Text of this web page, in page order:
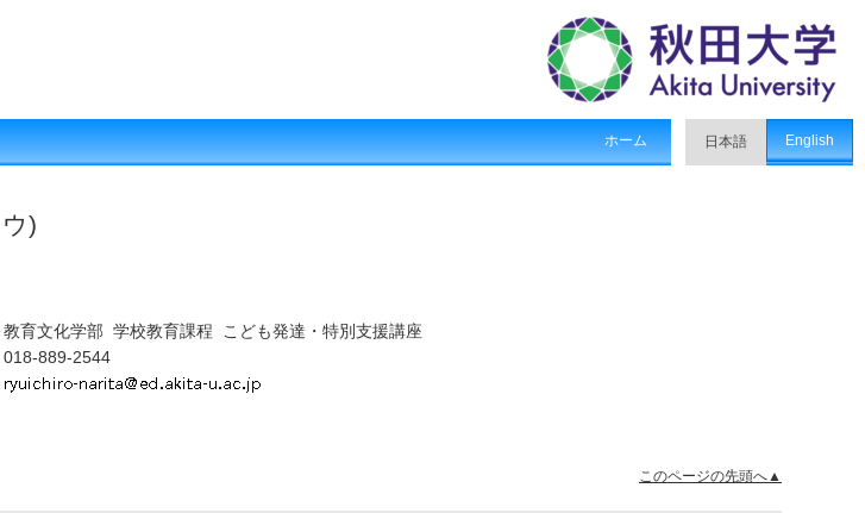
ホーム 日本語 English
)
教育文化学部 学校教育課程 こども発達・特別支援講座
018-889-2544
このページの先頭へ▲